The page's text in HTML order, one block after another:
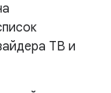
ТВ и